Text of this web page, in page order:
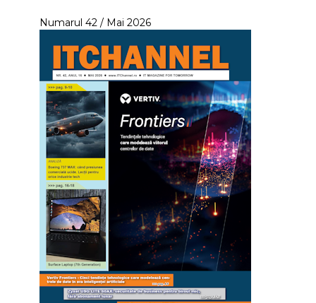
Numarul 42 / Mai 2026